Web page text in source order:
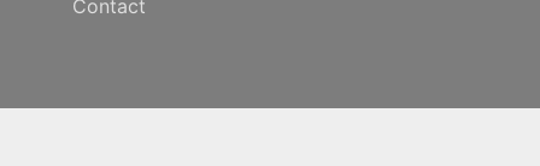
Contact